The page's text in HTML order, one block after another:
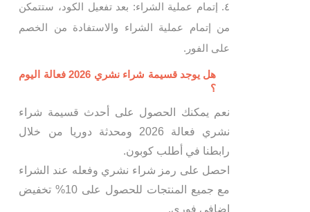
إتمام عملية الشراء: بعد تفعيل الكود، ستتمكن
من إتمام عملية الشراء والاستفادة من الخصم
على الفور.
هل يوجد قسيمة شراء نشري 2026 فعالة اليوم
؟
نعم يمكنك الحصول على أحدث قسيمة شراء
نشري فعالة 2026 ومحدثة دوريا من خلال
رابطنا في أطلب كوبون.
احصل على رمز شراء نشري وفعله عند الشراء
مع جميع المنتجات للحصول على 10% تخفيض
إضافي فوري.